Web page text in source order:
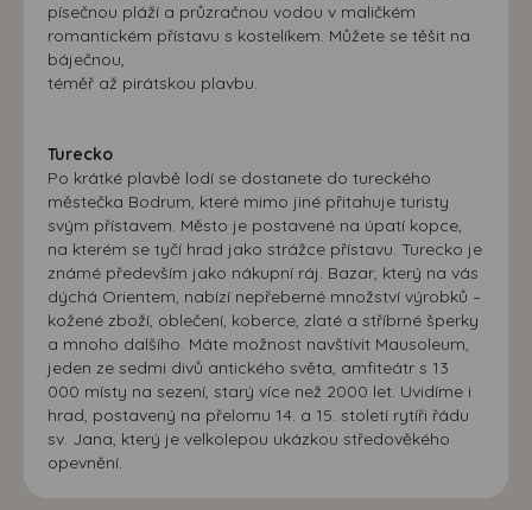
písečnou pláží a průzračnou vodou v maličkém
romantickém přístavu s kostelíkem. Můžete se těšit na
báječnou,
téměř až pirátskou plavbu.
Turecko
Po krátké plavbě lodí se dostanete do tureckého
městečka Bodrum, které mimo jiné přitahuje turisty
svým přístavem. Město je postavené na úpatí kopce,
na kterém se tyčí hrad jako strážce přístavu. Turecko je
známé především jako nákupní ráj. Bazar, který na vás
dýchá Orientem, nabízí nepřeberné množství výrobků –
kožené zboží, oblečení, koberce, zlaté a stříbrné šperky
a mnoho dalšího. Máte možnost navštívit Mausoleum,
jeden ze sedmi divů antického světa, amfiteátr s 13
000 místy na sezení, starý více než 2000 let. Uvidíme i
hrad, postavený na přelomu 14. a 15. století rytíři řádu
sv. Jana, který je velkolepou ukázkou středověkého
opevnění.